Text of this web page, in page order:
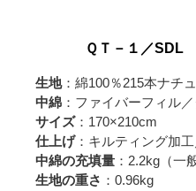
ＱＴ－１／SDL
生地：綿100％215本ナチ
中綿 ：ファイバーフィル
サイズ：170×210cm
仕上げ：キルティング加
中綿の充填量 ：2.2kg（一
生地の重さ ：0.96kg